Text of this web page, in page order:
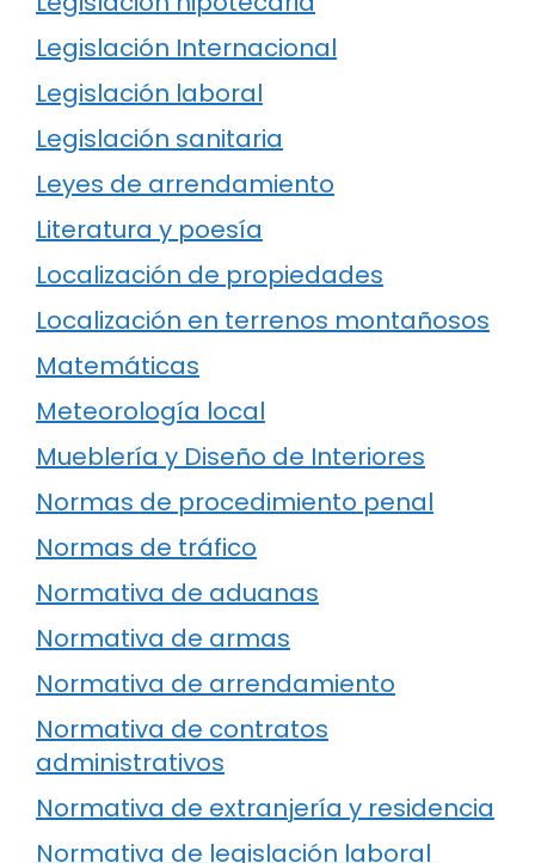
Legislación Internacional
Legislación laboral
Legislación sanitaria
Leyes de arrendamiento
Literatura y poesía
Localización de propiedades
Localización en terrenos montañosos
Matemáticas
Meteorología local
Mueblería y Diseño de Interiores
Normas de procedimiento penal
Normas de tráfico
Normativa de aduanas
Normativa de armas
Normativa de arrendamiento
Normativa de contratos
administrativos
Normativa de extranjería y residencia
Normativa de legislación laboral